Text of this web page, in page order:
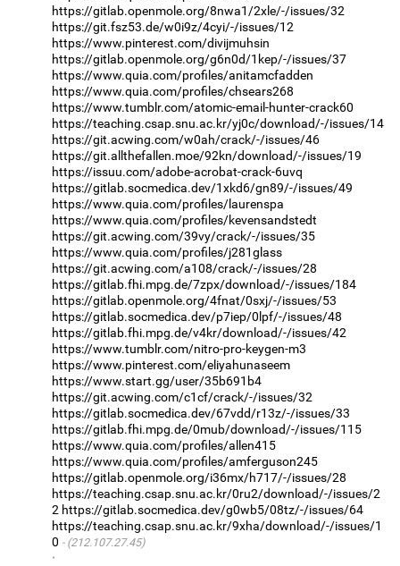
https://gitlab.openmole.org/8nwa1/2xle/-/issues/32
https://git.fsz53.de/w0i9z/4cyi/-/issues/12
https://www.pinterest.com/divijmuhsin
https://gitlab.openmole.org/g6n0d/1kep/-/issues/37
https://www.quia.com/profiles/anitamcfadden
https://www.quia.com/profiles/chsears268
https://www.tumblr.com/atomic-email-hunter-crack60
https://teaching.csap.snu.ac.kr/yj0c/download/-/issues/14
https://git.acwing.com/w0ah/crack/-/issues/46
https://git.allthefallen.moe/92kn/download/-/issues/19
https://issuu.com/adobe-acrobat-crack-6uvq
https://gitlab.socmedica.dev/1xkd6/gn89/-/issues/49
https://www.quia.com/profiles/laurenspa
https://www.quia.com/profiles/kevensandstedt
https://git.acwing.com/39vy/crack/-/issues/35
https://www.quia.com/profiles/j281glass
https://git.acwing.com/a108/crack/-/issues/28
https://gitlab.fhi.mpg.de/7zpx/download/-/issues/184
https://gitlab.openmole.org/4fnat/0sxj/-/issues/53
https://gitlab.socmedica.dev/p7iep/0lpf/-/issues/48
https://gitlab.fhi.mpg.de/v4kr/download/-/issues/42
https://www.tumblr.com/nitro-pro-keygen-m3
https://www.pinterest.com/eliyahunaseem
https://www.start.gg/user/35b691b4
https://git.acwing.com/c1cf/crack/-/issues/32
https://gitlab.socmedica.dev/67vdd/r13z/-/issues/33
https://gitlab.fhi.mpg.de/0mub/download/-/issues/115
https://www.quia.com/profiles/allen415
https://www.quia.com/profiles/amferguson245
https://gitlab.openmole.org/i36mx/h717/-/issues/28
https://teaching.csap.snu.ac.kr/0ru2/download/-/issues/2
2 https://gitlab.socmedica.dev/g0wb5/08tz/-/issues/64
https://teaching.csap.snu.ac.kr/9xha/download/-/issues/1
0
(212.107.27.45)
·